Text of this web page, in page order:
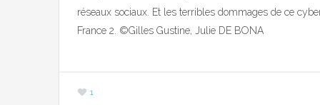
réseaux sociaux. Et les terribles dommages de ce
France 2. ©Gilles Gustine, Julie DE BONA
1